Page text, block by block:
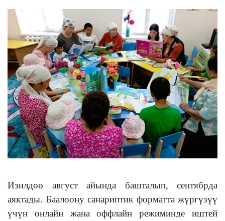
Изилдөө август айында башталып, сентябрда
аяктады. Баалоону санариптик форматта жүргүзүү
үчүн онлайн жана оффлайн режиминде иштей